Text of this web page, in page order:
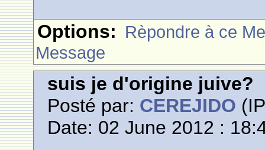
Options: Rèpondre à ce
Message
suis je d'origine juive?
Posté par: CEREJIDO
Date: 02 June 2012 :